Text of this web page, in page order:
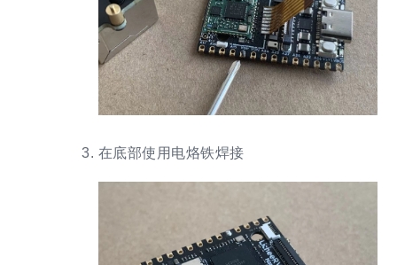
在底部使用电烙铁焊接